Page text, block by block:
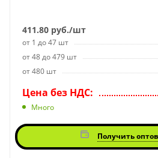
411.80 руб./шт
от 1 до 47 шт
от 48 до 479 шт
от 480 шт
Цена без НДС:
Много
Получить